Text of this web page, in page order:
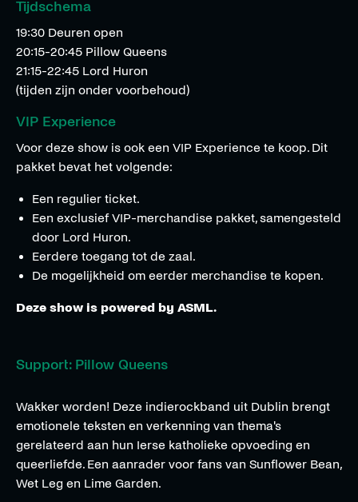
Tijdschema
19:30 Deuren open
20:15-20:45 Pillow Queens
21:15-22:45 Lord Huron
(tijden zijn onder voorbehoud)
VIP Experience
Voor deze show is ook een VIP Experience te koop. Dit
pakket bevat het volgende:
Een regulier ticket.
Een exclusief VIP-merchandise pakket, samengesteld
door Lord Huron.
Eerdere toegang tot de zaal.
De mogelijkheid om eerder merchandise te kopen.
Deze show is powered by ASML.
Support: Pillow Queens
Wakker worden! Deze indierockband uit Dublin brengt
emotionele teksten en verkenning van thema's
gerelateerd aan hun Ierse katholieke opvoeding en
queerliefde. Een aanrader voor fans van Sunflower Bean,
Wet Leg en Lime Garden.